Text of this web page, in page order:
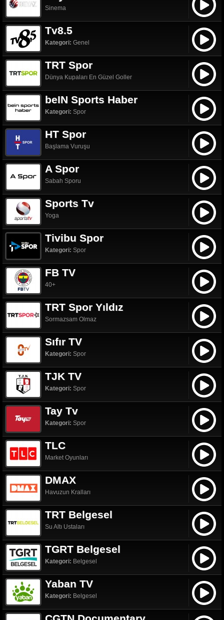
Sinema
Tv8.5
Kategori: Genel
TRT Spor
Dünya Kupaları En Güzel Goller
beIN Sports Haber
Kategori: Spor
HT Spor
Başlama Vuruşu
A Spor
Sabah Sporu
Sports Tv
Yoga
Tivibu Spor
Kategori: Spor
FB TV
40+
TRT Spor Yıldız
Sormazsam Olmaz
Sıfır TV
Kategori: Spor
TJK TV
Kategori: Spor
Tay Tv
Kategori: Spor
TLC
Market Oyunları
DMAX
Havuzun Kralları
TRT Belgesel
Su Altı Ustaları
TGRT Belgesel
Kategori: Belgesel
Yaban TV
Kategori: Belgesel